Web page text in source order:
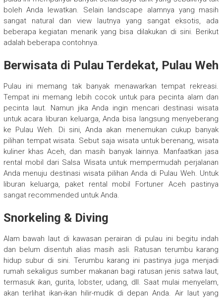
boleh Anda lewatkan. Selain landscape alamnya yang masih
sangat natural dan view lautnya yang sangat eksotis, ada
beberapa kegiatan menarik yang bisa dilakukan di sini. Berikut
adalah beberapa contohnya.
Berwisata di Pulau Terdekat, Pulau Weh
Pulau ini memang tak banyak menawarkan tempat rekreasi.
Tempat ini memang lebih cocok untuk para pecinta alam dan
pecinta laut. Namun jika Anda ingin mencari destinasi wisata
untuk acara liburan keluarga, Anda bisa langsung menyeberang
ke Pulau Weh. Di sini, Anda akan menemukan cukup banyak
pilihan tempat wisata. Sebut saja wisata untuk berenang, wisata
kuliner khas Aceh, dan masih banyak lainnya. Manfaatkan jasa
rental mobil dari Salsa Wisata untuk mempermudah perjalanan
Anda menuju destinasi wisata pilihan Anda di Pulau Weh. Untuk
liburan keluarga, paket rental mobil Fortuner Aceh pastinya
sangat recommended untuk Anda.
Snorkeling & Diving
Alam bawah laut di kawasan perairan di pulau ini begitu indah
dan belum disentuh alias masih asli. Ratusan terumbu karang
hidup subur di sini. Terumbu karang ini pastinya juga menjadi
rumah sekaligus sumber makanan bagi ratusan jenis satwa laut,
termasuk ikan, gurita, lobster, udang, dll. Saat mulai menyelam,
akan terlihat ikan-ikan hilir-mudik di depan Anda. Air laut yang